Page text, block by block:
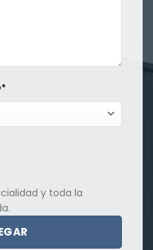
y toda la